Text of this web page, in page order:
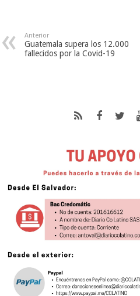
Anterior
Guatemala supera los 12.000
fallecidos por la Covid-19